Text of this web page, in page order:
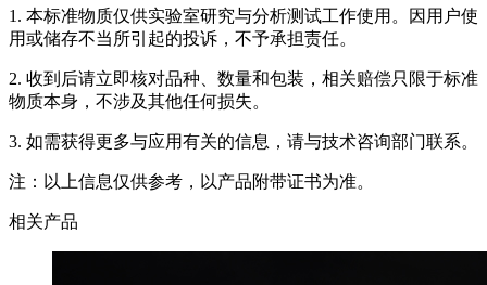
1. 本标准物质仅供实验室研究与分析测试工作使用。因用户使
用或储存不当所引起的投诉，不予承担责任。
2. 收到后请立即核对品种、数量和包装，相关赔偿只限于标准
物质本身，不涉及其他任何损失。
3. 如需获得更多与应用有关的信息，请与技术咨询部门联系。
注：以上信息仅供参考，以产品附带证书为准。
相关产品